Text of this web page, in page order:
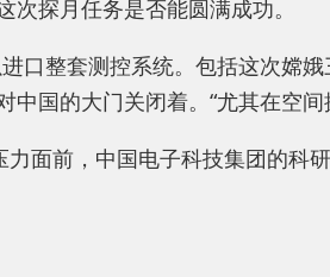
探月任务是否能圆满成功。
口整套测控系统。包括这次嫦
国的大门关闭着。“尤其在空
面前，中国电子科技集团的科